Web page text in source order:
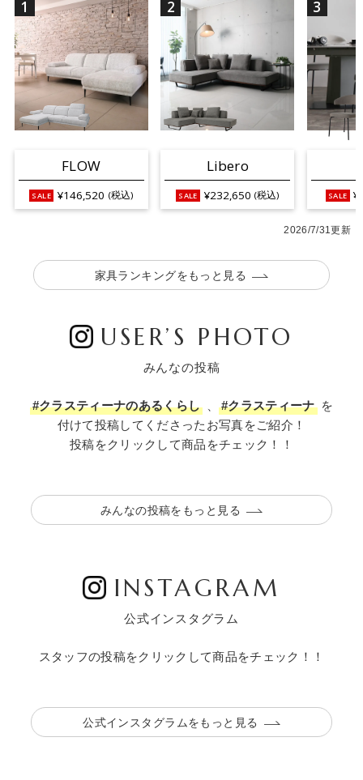
1
FLOW
¥146,520 (税込)
2
Libero
¥232,650 (税込)
3
2026/7/31更新
家具ランキングをもっと見る
USER’S PHOTO
みんなの投稿
#クラスティーナのあるくらし #クラスティーナを
付けて投稿してくださったお写真をご紹介！
投稿をクリックして商品をチェック！！
みんなの投稿をもっと見る
INSTAGRAM
公式インスタグラム
スタッフの投稿をクリックして商品をチェック！！
公式インスタグラムをもっと見る